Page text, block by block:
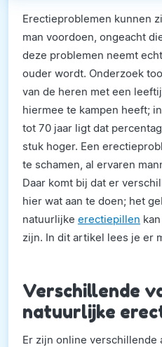
Erectieproblemen kunnen
man voordoen, ongeacht
deze problemen neemt
ouder wordt. Onderzoek
van de heren met een
hiermee te kampen heeft;
tot 70 jaar ligt dat
stuk hoger. Een
te schamen, al ervaren
Daar komt bij dat er
hier wat aan te doen; het
natuurlijke erectiepillen
zijn. In dit artikel lees je er
Verschillende
natuurlijke
Er zijn online verschillende